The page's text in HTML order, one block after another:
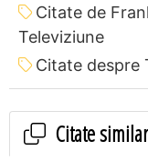
Citate de
Televiziune
Citate despre
Citate